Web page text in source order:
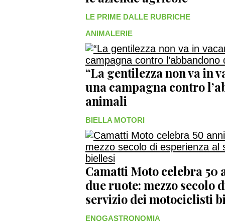
LE PRIME DALLE RUBRICHE
ANIMALERIE
“La gentilezza non va in
una campagna contro
animali
BIELLA MOTORI
Camatti Moto celebra 50
due ruote: mezzo secolo
servizio dei motociclisti
ENOGASTRONOMIA